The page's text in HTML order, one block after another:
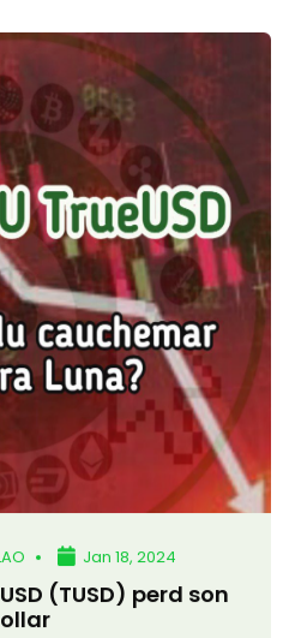
Jan 18, 2024
(TUSD) perd son